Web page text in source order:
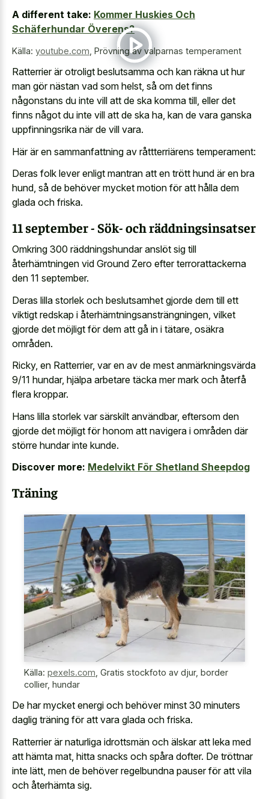
A different take: Kommer Huskies Och
Schäferhundar Överens?
Källa: youtube.com Prövning av valparnas temperament
Ratterrier är otroligt beslutsamma och kan räkna ut hur
man gör nästan vad som helst, så om det finns
någonstans du inte vill att de ska komma till, eller det
finns något du inte vill att de ska ha, kan de vara ganska
uppfinningsrika när de vill vara.
Här är en sammanfattning av råttterriärens temperament:
Deras folk lever enligt mantran att en trött hund är en bra
hund, så de behöver mycket motion för att hålla dem
glada och friska.
11 september - Sök- och räddningsinsatser
Omkring 300 räddningshundar anslöt sig till
återhämtningen vid Ground Zero efter terrorattackerna
den 11 september.
Deras lilla storlek och beslutsamhet gjorde dem till ett
viktigt redskap i återhämtningsansträngningen, vilket
gjorde det möjligt för dem att gå in i tätare, osäkra
områden.
Ricky, en Ratterrier, var en av de mest anmärkningsvärda
9/11 hundar, hjälpa arbetare täcka mer mark och återfå
flera kroppar.
Hans lilla storlek var särskilt användbar, eftersom den
gjorde det möjligt för honom att navigera i områden där
större hundar inte kunde.
Discover more: Medelvikt För Shetland Sheepdog
Träning
Källa: pexels.com Gratis stockfoto av djur, border
collier, hundar
De har mycket energi och behöver minst 30 minuters
daglig träning för att vara glada och friska.
Ratterrier är naturliga idrottsmän och älskar att leka med
att hämta mat, hitta snacks och spåra dofter. De tröttnar
inte lätt, men de behöver regelbundna pauser för att vila
och återhämta sig.